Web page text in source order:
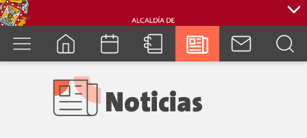
Noticias